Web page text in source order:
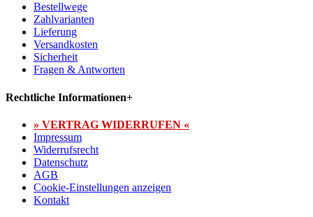
Bestellwege
Zahlvarianten
Lieferung
Versandkosten
Sicherheit
Fragen & Antworten
Rechtliche Informationen+
» VERTRAG WIDERRUFEN «
Impressum
Widerrufsrecht
Datenschutz
AGB
Cookie-Einstellungen anzeigen
Kontakt